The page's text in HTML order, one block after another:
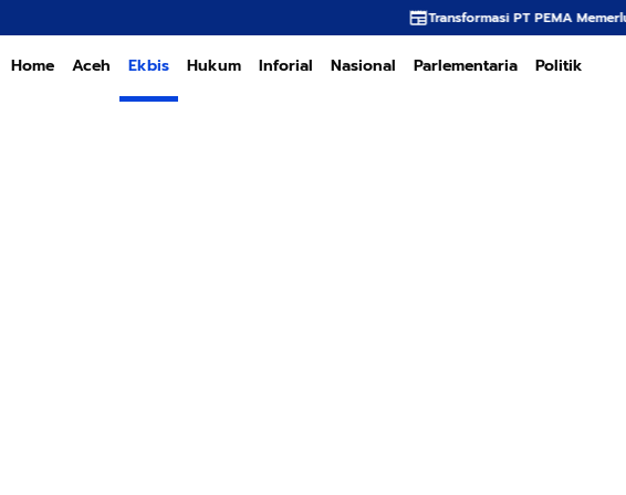
Transformasi PT PEMA Memerlukan
Home Aceh Ekbis Hukum Inforial Nasional Parlementaria Politik